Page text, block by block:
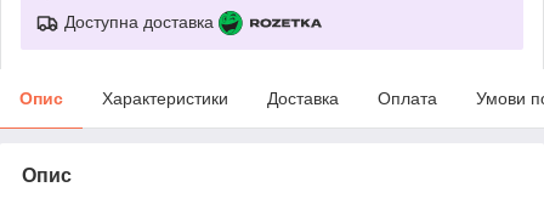
Доступна доставка
Опис Характеристики Доставка Оплата Умови
Опис